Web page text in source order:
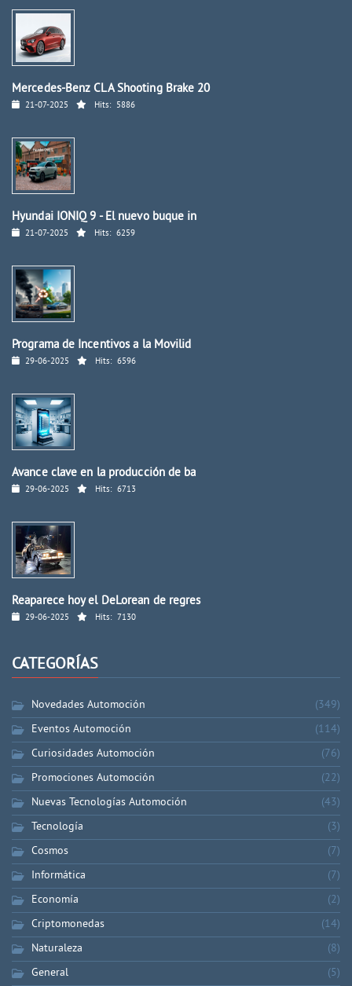
Mercedes-Benz CLA Shooting Brake 20
21-07-2025 Hits: 5886
Hyundai IONIQ 9 - El nuevo buque in
21-07-2025 Hits: 6259
Programa de Incentivos a la Movilid
29-06-2025 Hits: 6596
Avance clave en la producción de ba
29-06-2025 Hits: 6713
Reaparece hoy el DeLorean de regres
29-06-2025 Hits: 7130
CATEGORÍAS
Novedades Automoción
(349)
Eventos Automoción
(114)
Curiosidades Automoción
(76)
Promociones Automoción
(22)
Nuevas Tecnologías Automoción
(43)
Tecnología
(3)
Cosmos
(7)
Informática
(7)
Economía
(2)
Criptomonedas
(14)
Naturaleza
(8)
General
(5)